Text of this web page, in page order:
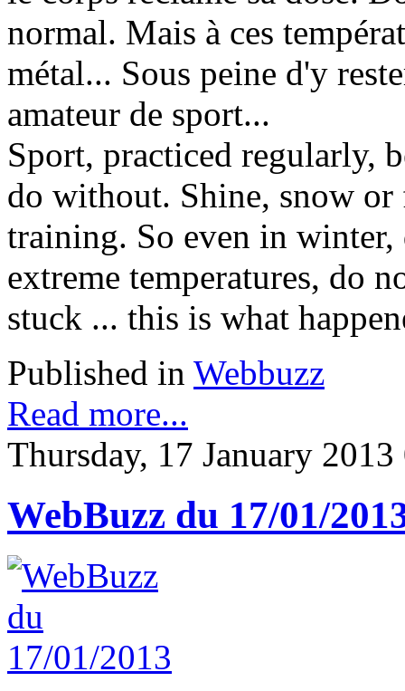
normal. Mais à ces
métal... Sous peine d'y
amateur de sport...
Sport, practiced regularly,
do without. Shine, snow or
training. So even in winter,
extreme temperatures, do
stuck ... this is what
Published in Webbuzz
Read more...
Thursday, 17 January
WebBuzz du 17/01/